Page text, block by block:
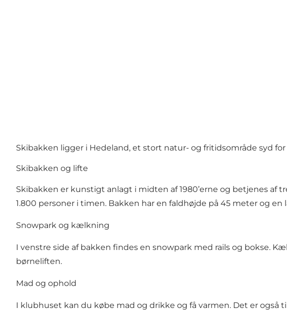
Skibakken ligger i Hedeland, et stort natur- og fritidsområde syd
Skibakken og lifte
Skibakken er kunstigt anlagt i midten af 1980’erne og betjenes af
1.800 personer i timen. Bakken har en faldhøjde på 45 meter og
Snowpark og kælkning
I venstre side af bakken findes en snowpark med rails og bokse.
børneliften.
Mad og ophold
I klubhuset kan du købe mad og drikke og få varmen. Det er også